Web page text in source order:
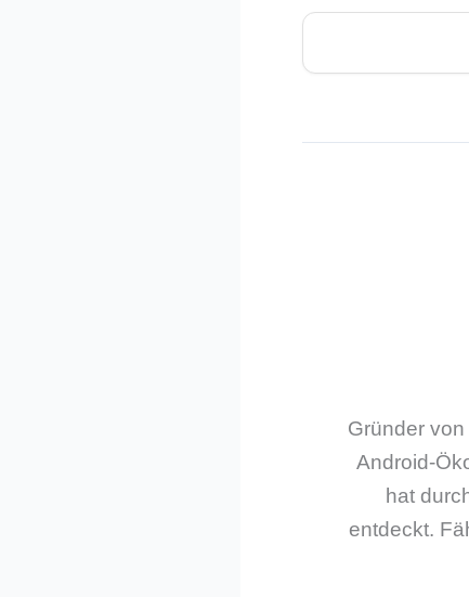
Gründer
Android-
hat
entdeckt.